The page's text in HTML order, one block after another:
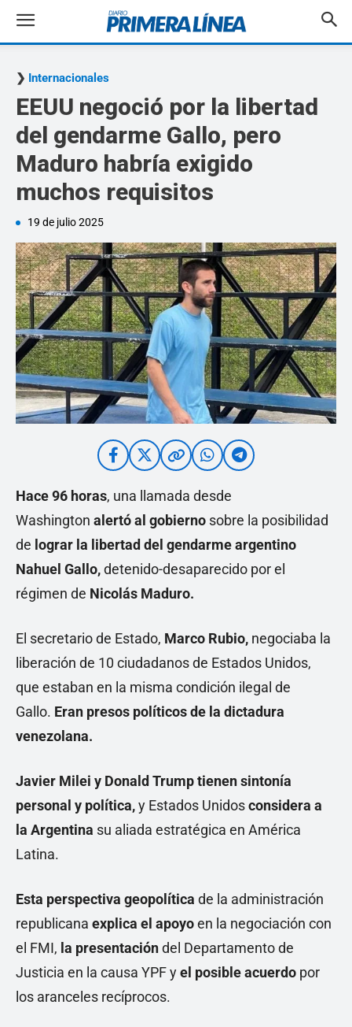
Internacionales
EEUU negoció por la libertad
del gendarme Gallo, pero
Maduro habría exigido
muchos requisitos
19 de julio 2025
Hace 96 horas, una llamada desde
Washington alertó al gobierno sobre la posibilidad
de lograr la libertad del gendarme argentino
Nahuel Gallo,detenido-desaparecido por el
régimen de Nicolás Maduro.
El secretario de Estado, Marco Rubio, negociaba la
liberación de 10 ciudadanos de Estados Unidos,
que estaban en la misma condición ilegal de
Gallo. Eran presos políticos de la dictadura
venezolana.
Javier Milei y Donald Trump tienen sintonía
personal y política,y Estados Unidosconsidera a
la Argentina su aliada estratégica en América
Latina.
Esta perspectiva geopolítica de la administración
republicana explica el apoyoen la negociación con
el FMI, la presentacióndel Departamento de
Justicia en la causa YPF yel posible acuerdo por
los aranceles recíprocos.